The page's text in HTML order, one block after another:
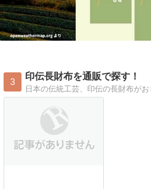
3
印伝長財布を通販で探す！